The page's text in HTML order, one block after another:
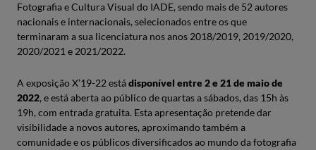
Fotografia e Cultura Visual do IADE, sendo mais de 52 autores
nacionais e internacionais, selecionados entre os que
terminaram a sua licenciatura nos anos 2018/2019, 2019/2020,
2020/2021 e 2021/2022.
A exposição X’19-22 estádisponível entre 2 e 21 de maio de
2022, e está aberta ao público de quartas a sábados, das 15h às
19h, com entrada gratuita. Esta apresentação pretende dar
visibilidade a novos autores, aproximando também a
comunidade e os públicos diversificados ao mundo da fotografia